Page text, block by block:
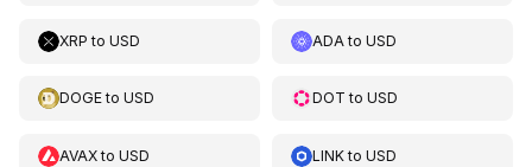
XRP to USD ADA toUSD
DOGEto USD DOT toUSD
AVAXto USD LINKtoUSD